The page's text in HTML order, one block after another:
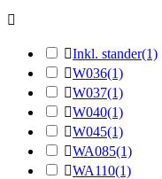

Inkl. stander(1)
W036(1)
W037(1)
W040(1)
W045(1)
WA085(1)
WA110(1)